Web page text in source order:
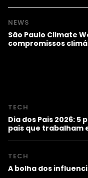
NEWS
São Paulo Climate
compromissos
TECH
Dia dos Pais 2026:
pais que trabalham
TECH
A bolha dos